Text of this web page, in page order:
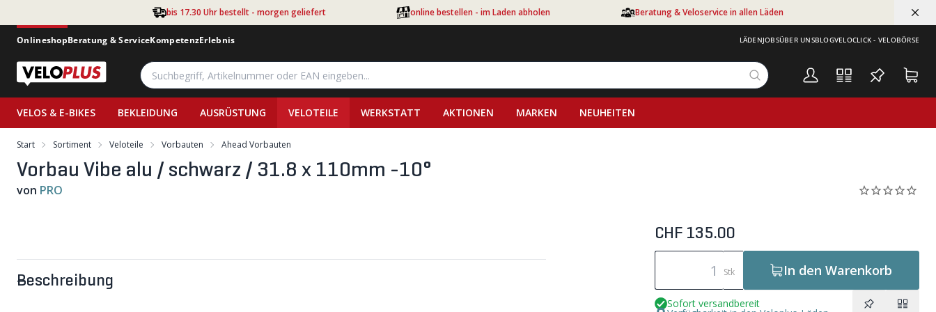
bis 17.30 Uhr bestellt - morgen geliefert online bestellen - im Laden abholen Beratung & Veloservice in allen Läden
OnlineshopBeratung & ServiceKompetenzErlebnis LÄDENJOBSÜBER UNSBLOGVELOCLICK - VELOBÖRSE
VELOS & E-BIKES BEKLEIDUNG AUSRÜSTUNG VELOTEILE WERKSTATT AKTIONEN MARKEN NEUHEITEN
Start Sortiment Veloteile Vorbauten Ahead Vorbauten
Vorbau Vibe alu / schwarz / 31.8 x 110mm -10°
von PRO
Beschreibung
CHF 135.00
Stk In den Warenkorb
Sofort versandbereit